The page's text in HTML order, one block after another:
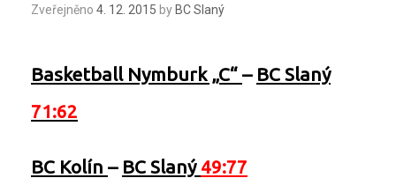
Zveřejněno 4. 12. 2015 by BC Slaný
Basketball Nymburk „C“ – BC Slaný
71:62
BC Kolín – BC Slaný 49:77